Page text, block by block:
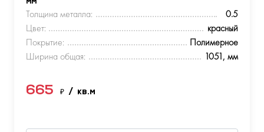
Толщина металла:
0.5
Цвет:
красный
Покрытие:
Полимерное
Ширина общая:
1051, мм
665 ₽ / кв.м